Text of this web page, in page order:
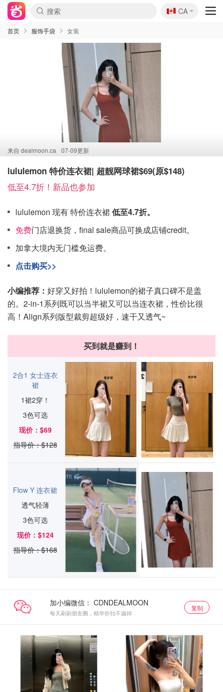
🇨🇦
CA
首页 服饰手袋 女装
来自 dealmoon.ca 07-09更新
lululemon 特价连衣裙| 超靓网球裙$69(原$148)
低至4.7折！新品也参加
lululemon 现有 特价连衣裙低至4.7折。
免费门店退换货，final sale商品可换成店铺credit。
加拿大境内无门槛免运费。
点击购买>>
小编推荐： 好穿又好拍！lululemon的裙子真口碑不是盖
的。2-in-1系列既可以当半裙又可以当连衣裙，性价比很
高！Align系列版型裁剪超级好，速干又透气~
买到就是赚到！
2合1 女士连衣
裙
1裙2穿！
3色可选
现价：$69
指导价：$128
Flow Y 连衣裙
透气轻薄
3色可选
现价：$124
指导价：$168
加小编微信：
每天刷刷朋友圈，精华折扣不漏掉
复制